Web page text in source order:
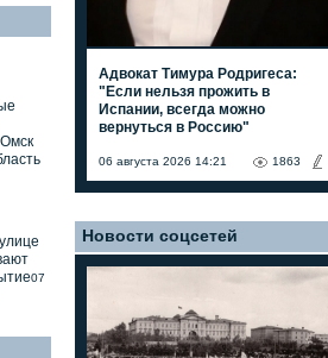
07
Адвокат Тимура Родригеса:
"Если нельзя прожить в
Испании, всегда можно
вернуться в Россию"
06 августа 2026 14:21 1863
Новости соцсетей